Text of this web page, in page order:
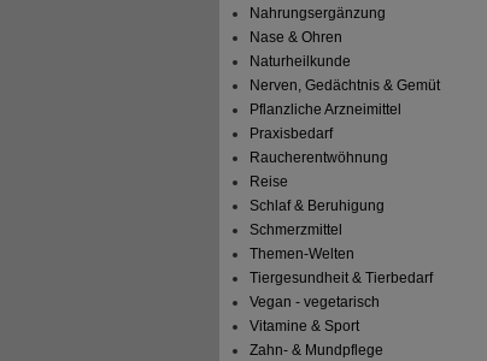
Nahrungsergänzung
Nase & Ohren
Naturheilkunde
Nerven, Gedächtnis & Gemüt
Pflanzliche Arzneimittel
Praxisbedarf
Raucherentwöhnung
Reise
Schlaf & Beruhigung
Schmerzmittel
Themen-Welten
Tiergesundheit & Tierbedarf
Vegan - vegetarisch
Vitamine & Sport
Zahn- & Mundpflege